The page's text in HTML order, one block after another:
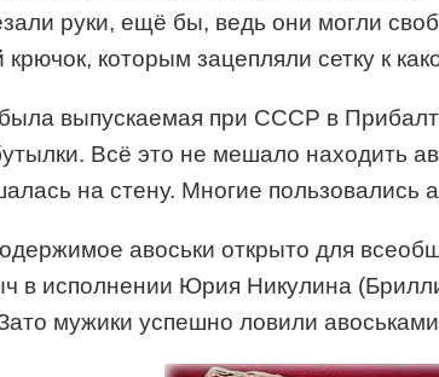
руки, ещё бы, ведь они могли
которым зацепляли сетку к
выпускаемая при СССР в
Всё это не мешало находить
на стену. Многие пользовались
авоськи открыто для
исполнении Юрия Никулина
мужики успешно ловили